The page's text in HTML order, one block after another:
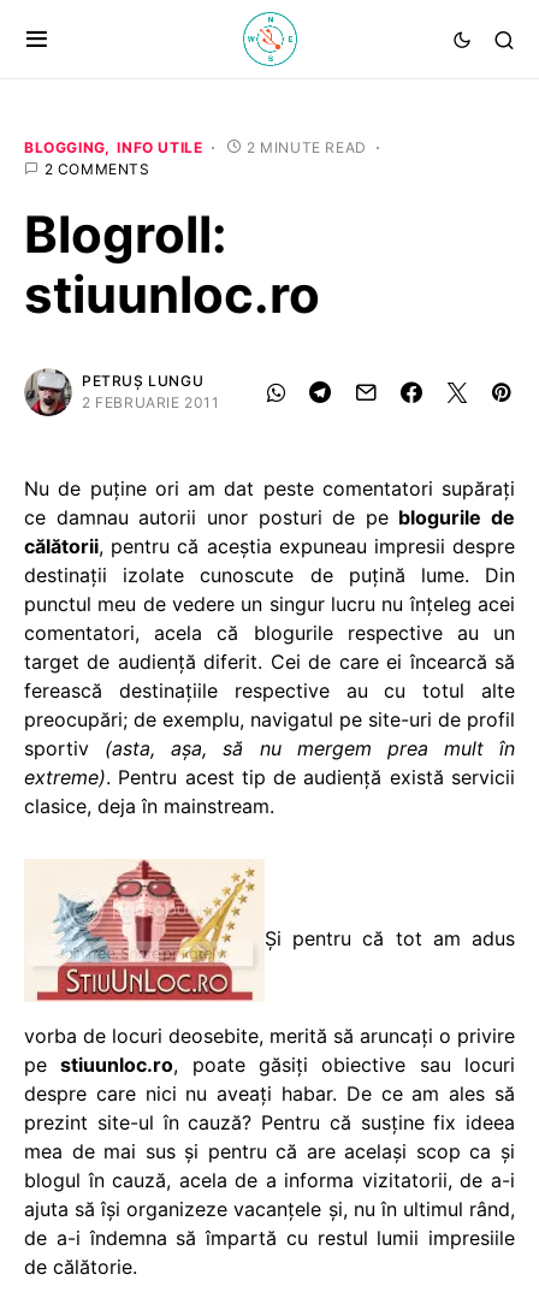
BLOGGING INFO UTILE
2 MINUTE READ
2 COMMENTS
Blogroll:
stiuunloc.ro
PETRUȘ LUNGU
2 FEBRUARIE 2011
Nu de puține ori am dat peste comentatori supărați
ce damnau autorii unor posturi de pe blogurile de
călătorii, pentru că aceștia expuneau impresii despre
destinații izolate cunoscute de puțină lume. Din
punctul meu de vedere un singur lucru nu înțeleg acei
comentatori, acela că blogurile respective au un
target de audiență diferit. Cei de care ei încearcă să
ferească destinațiile respective au cu totul alte
preocupări; de exemplu, navigatul pe site-uri de profil
sportiv (asta, așa, să nu mergem prea mult în
extreme). Pentru acest tip de audiență există servicii
clasice, deja în mainstream.
Și pentru că tot am adus
vorba de locuri deosebite, merită să aruncați o privire
pestiuunloc.ro, poate găsiți obiective sau locuri
despre care nici nu aveați habar. De ce am ales să
prezint site-ul în cauză? Pentru că susține fix ideea
mea de mai sus și pentru că are același scop ca și
blogul în cauză, acela de a informa vizitatorii, de a-i
ajuta să își organizeze vacanțele și, nu în ultimul rând,
de a-i îndemna să împartă cu restul lumii impresiile
de călătorie.